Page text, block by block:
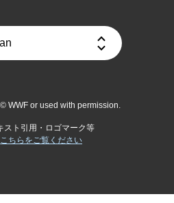
WWF or used with permission.
スト引用・ロゴマーク等
こちらをご覧ください